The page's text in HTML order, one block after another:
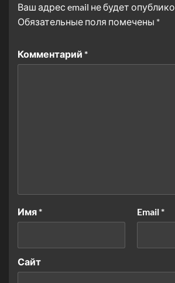
Ваш адрес email не будет
Обязательные поля помечены *
Комментарий *
Имя* Email*
Сайт